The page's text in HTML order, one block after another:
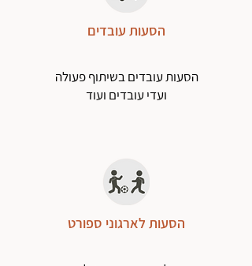
הסעות עובדים
הסעות עובדים בשיתוף פעולה
ועדי עובדים ועוד
הסעות לארגוני ספורט